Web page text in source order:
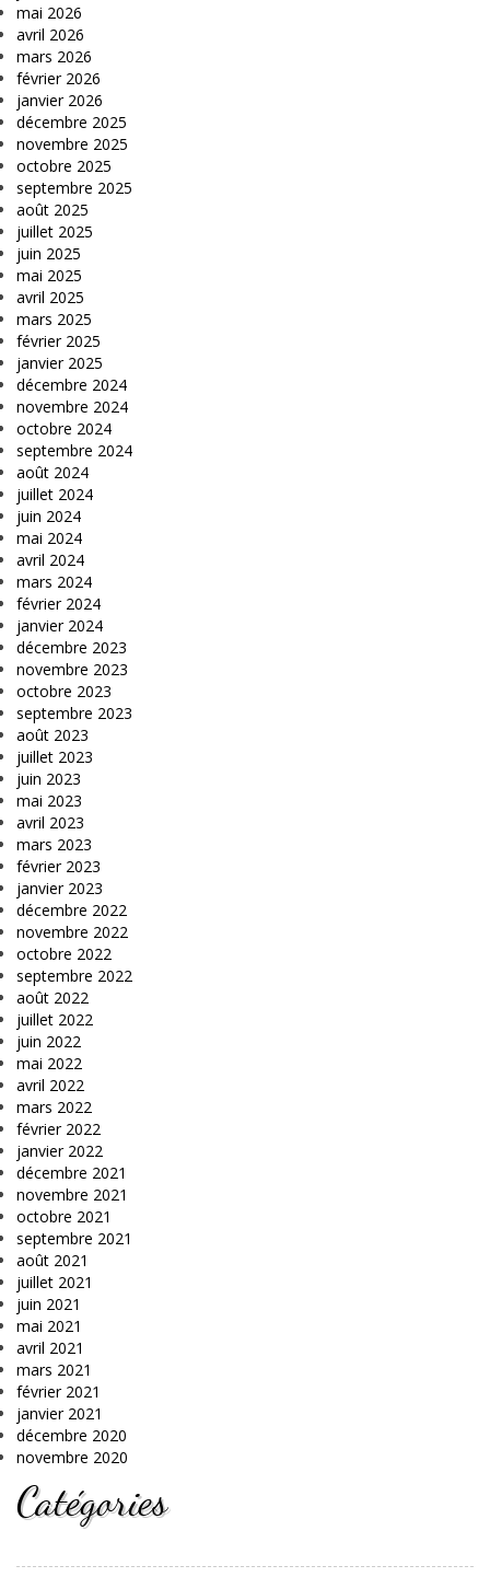
mai 2026
avril 2026
mars 2026
février 2026
janvier 2026
décembre 2025
novembre 2025
octobre 2025
septembre 2025
août 2025
juillet 2025
juin 2025
mai 2025
avril 2025
mars 2025
février 2025
janvier 2025
décembre 2024
novembre 2024
octobre 2024
septembre 2024
août 2024
juillet 2024
juin 2024
mai 2024
avril 2024
mars 2024
février 2024
janvier 2024
décembre 2023
novembre 2023
octobre 2023
septembre 2023
août 2023
juillet 2023
juin 2023
mai 2023
avril 2023
mars 2023
février 2023
janvier 2023
décembre 2022
novembre 2022
octobre 2022
septembre 2022
août 2022
juillet 2022
juin 2022
mai 2022
avril 2022
mars 2022
février 2022
janvier 2022
décembre 2021
novembre 2021
octobre 2021
septembre 2021
août 2021
juillet 2021
juin 2021
mai 2021
avril 2021
mars 2021
février 2021
janvier 2021
décembre 2020
novembre 2020
Catégories